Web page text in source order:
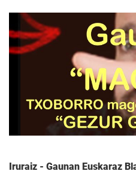
Iruraiz - Gaunan Euskaraz